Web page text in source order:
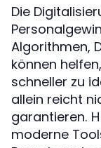
Die
Algorithmen,
können
schneller zu
allein reicht
garantieren.
moderne